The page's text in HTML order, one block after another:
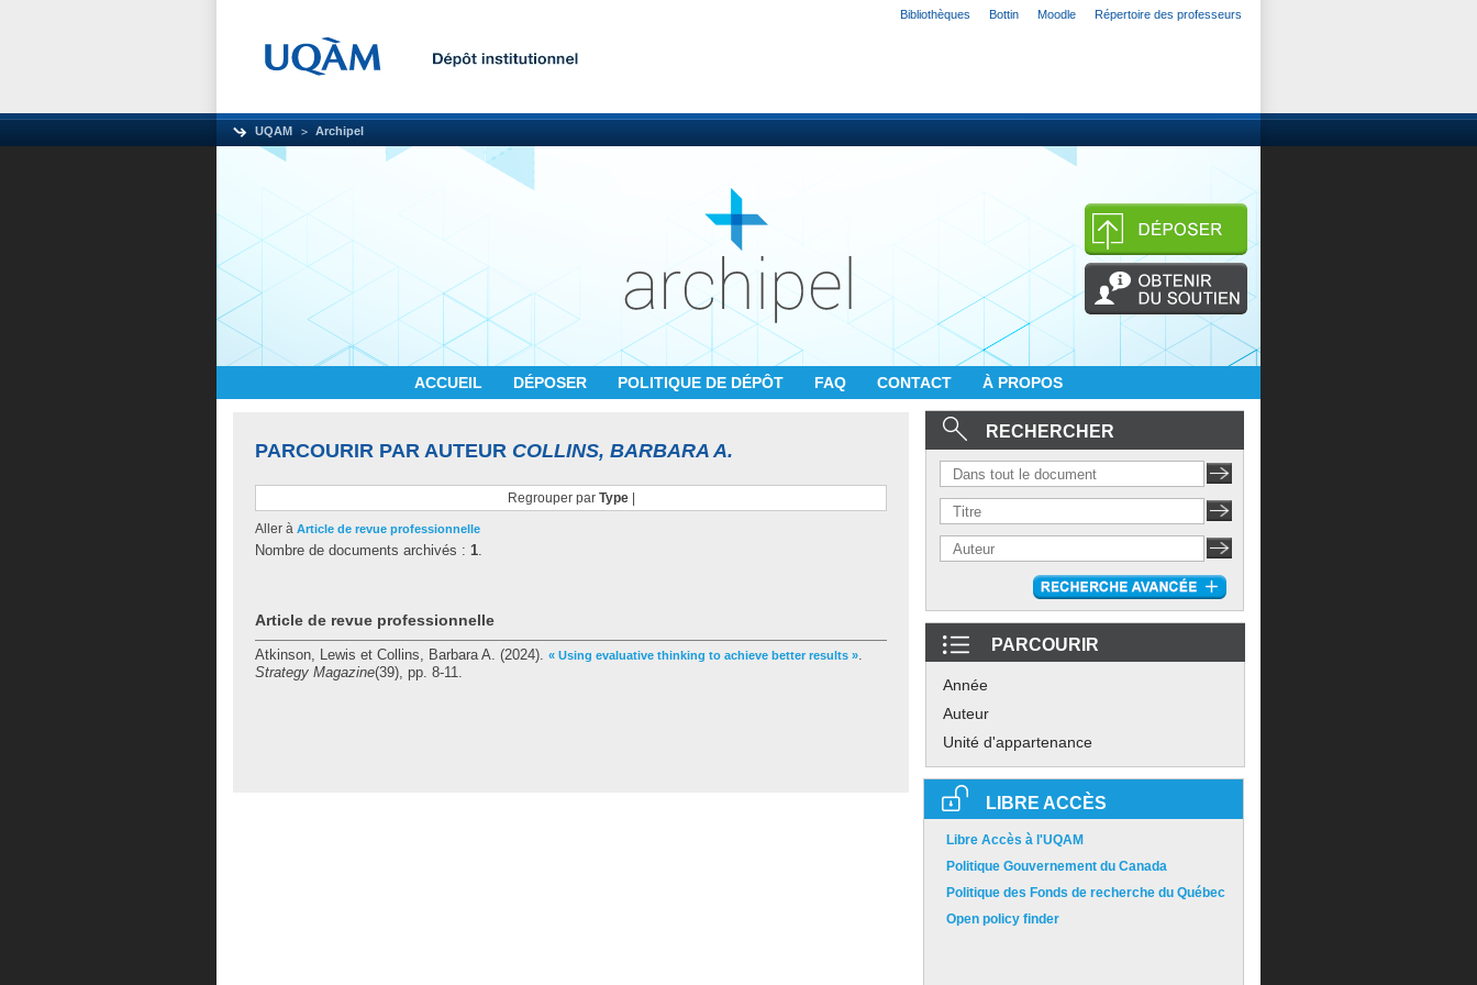
Bibliothèques Bottin Moodle Répertoire des professeurs
UQAM Archipel
ACCUEIL DÉPOSER POLITIQUE DE DÉPÔT FAQ CONTACT À PROPOS
PARCOURIR PAR AUTEUR COLLINS, BARBARA A.
Regrouper par Type|
Aller à Article de revue professionnelle
Nombre de documents archivés : 1.
Article de revue professionnelle
Atkinson, Lewis et Collins, Barbara A. (2024). « Using evaluative thinking to achieve better results ».
Strategy Magazine(39), pp. 8-11.
RECHERCHER
PARCOURIR
Année
Auteur
Unité d'appartenance
LIBRE ACCÈS
Libre Accès à l'UQAM
Politique Gouvernement du Canada
Politique des Fonds de recherche du Québec
Open policy finder